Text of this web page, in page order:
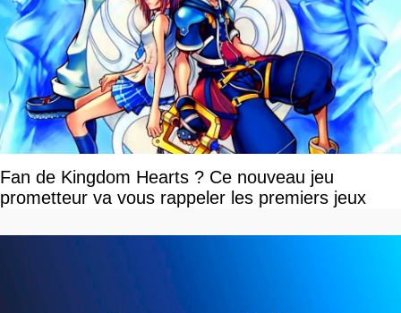
Fan de Kingdom Hearts ? Ce nouveau jeu
prometteur va vous rappeler les premiers jeux